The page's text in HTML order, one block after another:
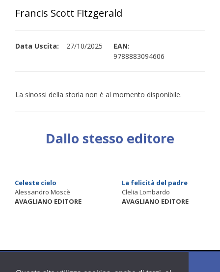
Francis Scott Fitzgerald
Data Uscita: 27/10/2025
EAN:
9788883094606
La sinossi della storia non è al momento disponibile.
Dallo stesso editore
Celeste cielo
Alessandro Moscè
AVAGLIANO EDITORE
La felicità del padre
Clelia Lombardo
AVAGLIANO EDITORE